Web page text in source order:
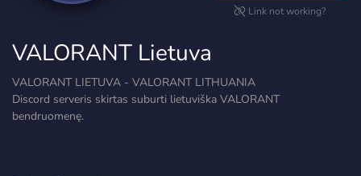
Link not working?
VALORANT Lietuva
VALORANT LIETUVA - VALORANT LITHUANIA
Discord serveris skirtas suburti lietuviška VALORANT
bendruomenę.